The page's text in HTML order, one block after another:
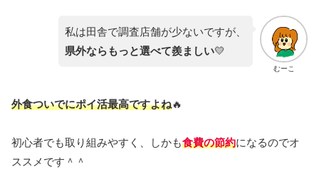
むーこ
私は田舎で調査店舗が少ないですが、
県外ならもっと選べて羨ましい💛
外食ついでにポイ活最高ですよね🔥
初心者でも取り組みやすく、しかも食費の節約になるのでオ
ススメです＾＾